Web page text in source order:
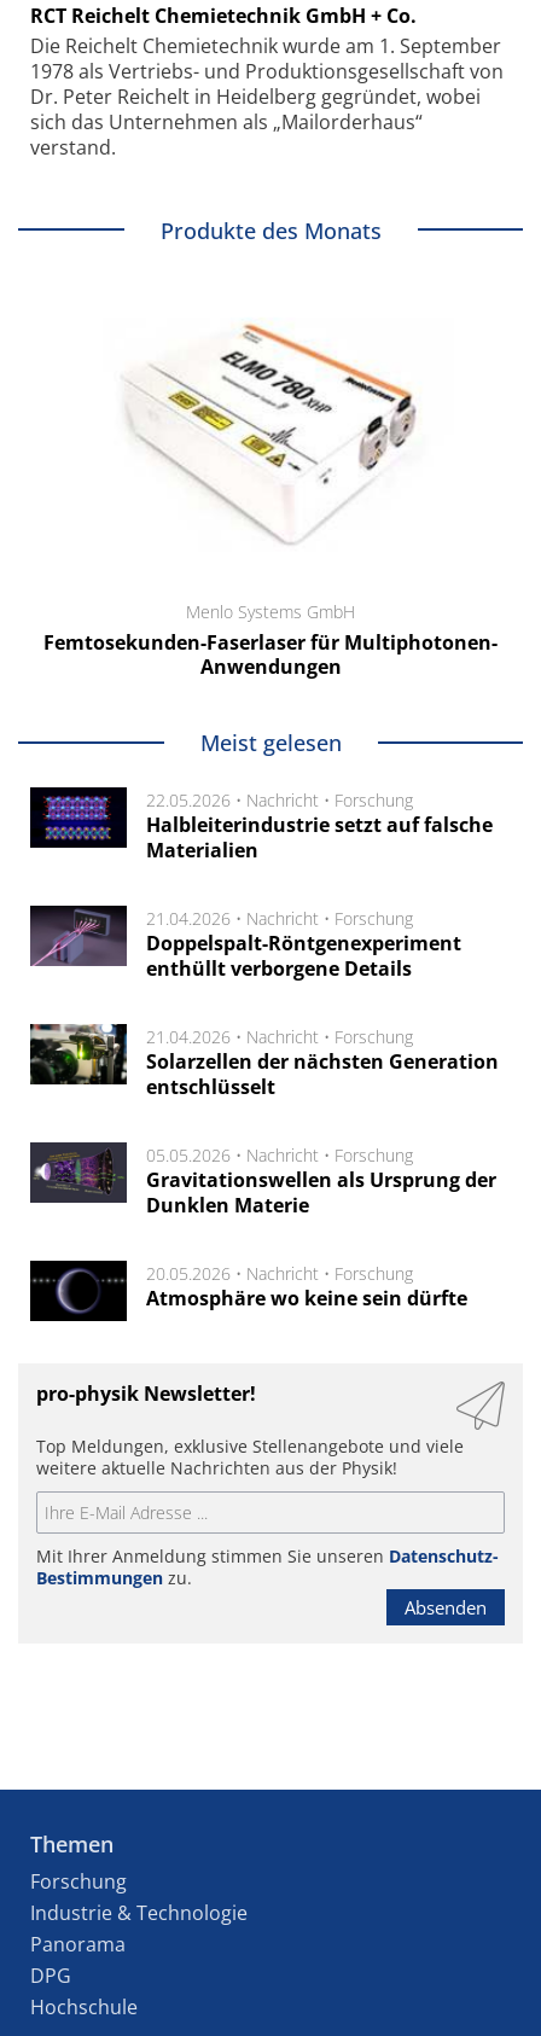
RCT Reichelt Chemietechnik GmbH + Co.
Die Reichelt Chemietechnik wurde am 1. September
1978 als Vertriebs- und Produktionsgesellschaft von
Dr. Peter Reichelt in Heidelberg gegründet, wobei
sich das Unternehmen als „Mailorderhaus“
verstand.
Produkte des Monats
Menlo Systems GmbH
Femtosekunden-Faserlaser für Multiphotonen-
Anwendungen
Meist gelesen
22.05.2026 • Nachricht • Forschung
Halbleiterindustrie setzt auf falsche
Materialien
21.04.2026 • Nachricht • Forschung
Doppelspalt-Röntgenexperiment
enthüllt verborgene Details
21.04.2026 • Nachricht • Forschung
Solarzellen der nächsten Generation
entschlüsselt
05.05.2026 • Nachricht • Forschung
Gravitationswellen als Ursprung der
Dunklen Materie
20.05.2026 • Nachricht • Forschung
Atmosphäre wo keine sein dürfte
pro-physik Newsletter!
Top Meldungen, exklusive Stellenangebote und viele
weitere aktuelle Nachrichten aus der Physik!
Mit Ihrer Anmeldung stimmen Sie unseren Datenschutz-
Bestimmungen zu.
Absenden
Themen
Forschung
Industrie & Technologie
Panorama
DPG
Hochschule